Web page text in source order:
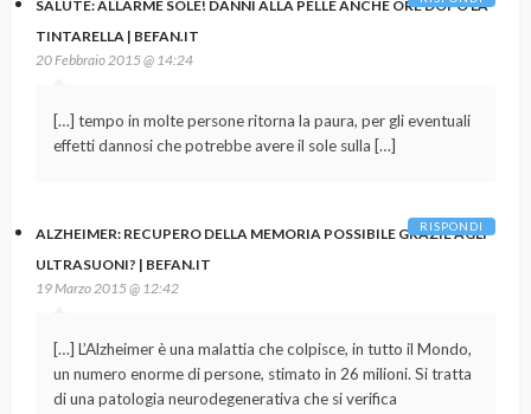
SALUTE: ALLARME SOLE! DANNI ALLA PELLE ANCHE ORE DOPO LA
TINTARELLA | BEFAN.IT
20 Febbraio 2015 @ 14:24
[…] tempo in molte persone ritorna la paura, per gli eventuali
effetti dannosi che potrebbe avere il sole sulla […]
ALZHEIMER: RECUPERO DELLA MEMORIA POSSIBILE GRAZIE AGLI
ULTRASUONI? | BEFAN.IT
19 Marzo 2015 @ 12:42
[…] L’Alzheimer è una malattia che colpisce, in tutto il Mondo,
un numero enorme di persone, stimato in 26 milioni. Si tratta
di una patologia neurodegenerativa che si verifica
RISPONDI